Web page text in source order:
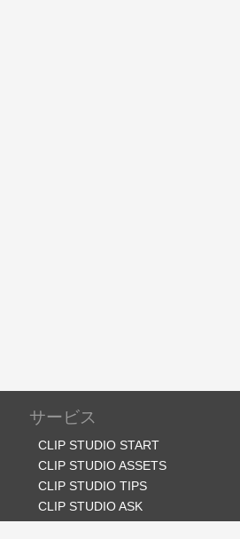
サービス
CLIP STUDIO START
CLIP STUDIO ASSETS
CLIP STUDIO TIPS
CLIP STUDIO ASK